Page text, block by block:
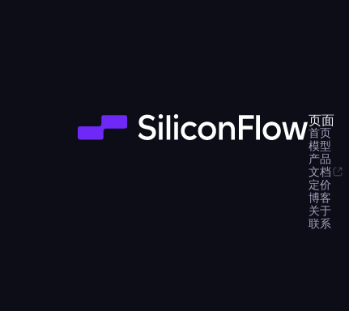
页面
首页
模型
产品
文档
定价
博客
关于
联系